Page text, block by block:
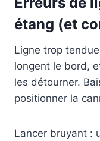
étang (et
Ligne trop
longent le bord,
les détourner.
positionner la
Lancer bruyant :